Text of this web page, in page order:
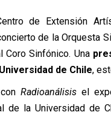
de Extensión
de la Orquesta
Coro Sinfónico. Una
de Chile,
Radioanálisisel
de la Universidad de